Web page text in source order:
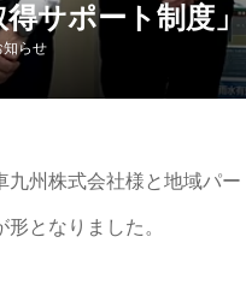
得サポート制度
知らせ
九州株式会社様と地域パ
形となりました。